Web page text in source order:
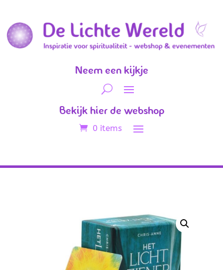
Neem een kijkje
Bekijk hier de webshop
0 items